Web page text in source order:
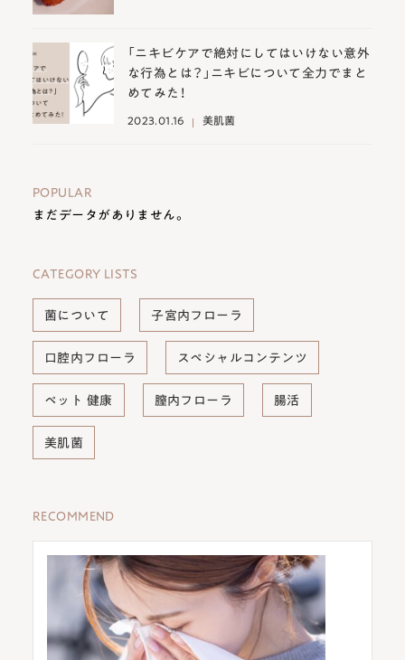
「ニキビケアで絶対にしてはいけない意外
な行為とは？」ニキビについて全力でまと
めてみた！
2023.01.16 美肌菌
POPULAR
まだデータがありません。
CATEGORY LISTS
菌について 子宮内フローラ
口腔内フローラ スペシャルコンテンツ
ペット 健康 膣内フローラ 腸活
美肌菌
RECOMMEND